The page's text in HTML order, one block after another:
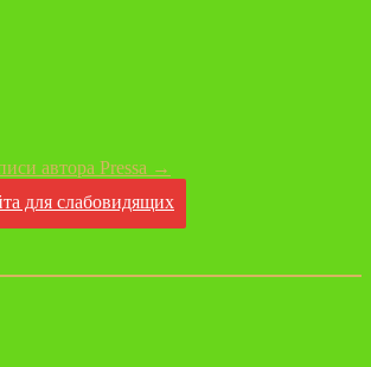
автора Pressa →
для слабовидящих